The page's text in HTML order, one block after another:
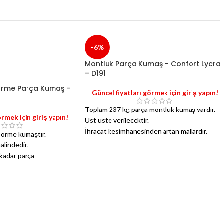
model bulunmaktadır.
3 metre kumaş
varsayıldı).
alım yoktur.
Parça Kumaş –
için giriş yapın!
kumaştır.
parça
-6%
Montluk Parça Kumaş – Confort Lycra
– D191
Güncel fiyatları görmek için giriş yapın!
Toplam 237 kg parça montluk kumaş vardır.
Üst üste verilecektir.
İhracat kesimhanesinden artan mallardır.